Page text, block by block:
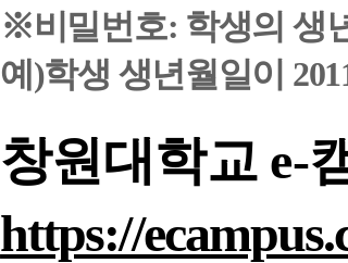
※비밀번호: 학생의 생
예)학생 생년월일이
창원대학교 e-
https://